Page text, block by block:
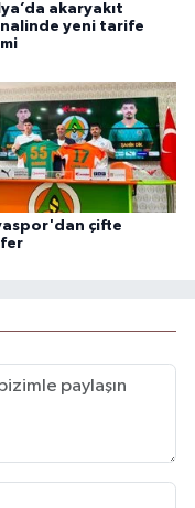
akaryakıt
yeni tarife
çifte